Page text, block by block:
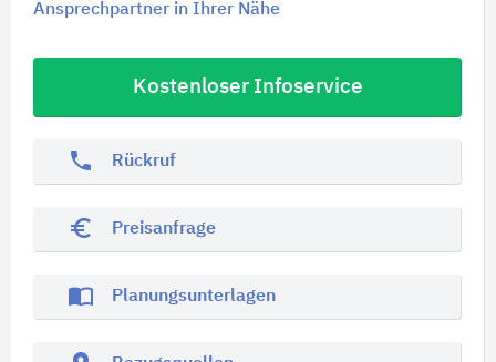
Ansprechpartner in Ihrer Nähe
Kostenloser Infoservice
phone Rückruf
euro_symbol Preisanfrage
import_contacts Planungsunterlagen